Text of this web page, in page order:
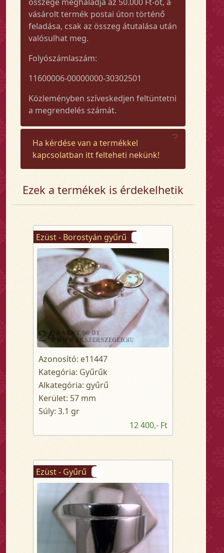
vásárolt termék postai úton történő
feladása, csak az összeg átutalása után
valósulhat meg.
Folyószámlaszám:
11600006-00000000-30302501
Közleményben szíveskedjen feltüntetni
a megrendelés számát.
Ha kérdése van a termékkel
kapcsolatban itt felteheti nekünk!
Ezek a termékek is érdekelhetik
Ezüst - Borostyán gyűrű
Azonosító: e11447
Kategória: Gyűrűk
Alkategória: gyűrű
Kerület: 57 mm
Súly: 3.1 gr
12 400,- Ft
Ezüst - Gyűrű